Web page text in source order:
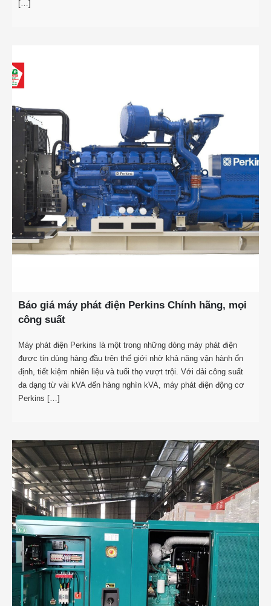
[…]
Báo giá máy phát điện Perkins Chính hãng, mọi
công suất
Máy phát điện Perkins là một trong những dòng máy phát điện
được tin dùng hàng đầu trên thế giới nhờ khả năng vận hành ổn
định, tiết kiệm nhiên liệu và tuổi thọ vượt trội. Với dải công suất
đa dạng từ vài kVA đến hàng nghìn kVA, máy phát điện động cơ
Perkins […]